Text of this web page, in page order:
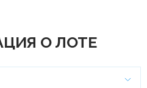
О ЛОТЕ